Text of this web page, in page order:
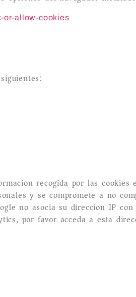
or-allow-cookies
recogida por las cookies
y se compromete a no
no asocia su direccion IP
por favor acceda a esta